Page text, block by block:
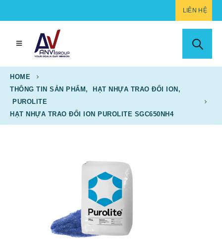
LIÊN HỆ
HOME
THÔNG TIN SẢN PHẨM , HẠT NHỰA TRAO ĐỔI ION ,
PUROLITE
HẠT NHỰA TRAO ĐỔI ION PUROLITE SGC650NH4